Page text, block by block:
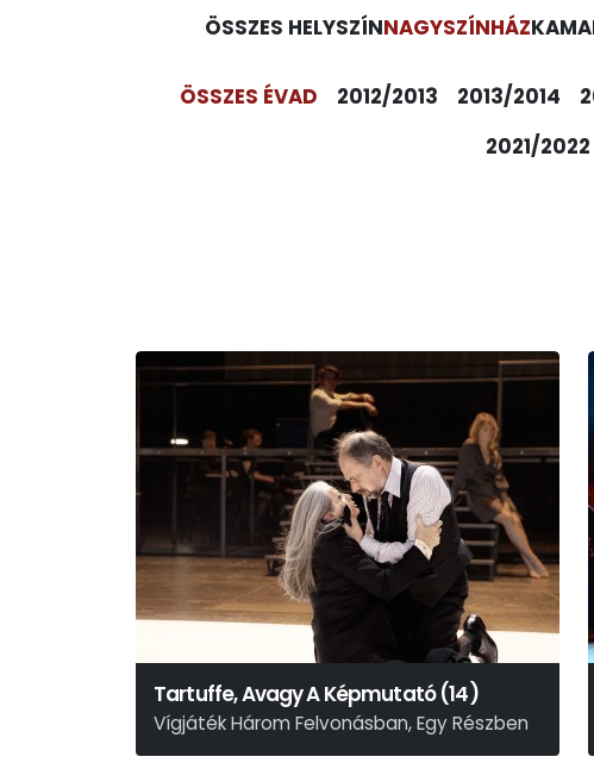
ÖSSZES HELYSZÍNNAGYSZÍNHÁZ
ÖSSZES ÉVAD 2012/2013 2013/2014
2021/2022
Tartuffe, Avagy A Képmutató (14)
Vígjáték Három Felvonásban, Egy Részben
Moliére